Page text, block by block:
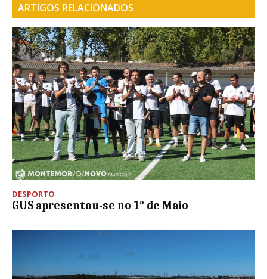
ARTIGOS RELACIONADOS
DESPORTO
GUS apresentou-se no 1° de Maio